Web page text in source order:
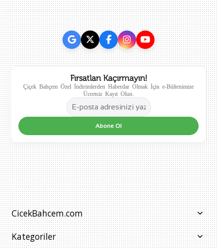
Fırsatları Kaçırmayın!
Çiçek Bahçem Özel İndirimlerden Haberdar Olmak İçin e-Bültenimize
Ücretsiz Kayıt Olun.
Abone Ol
CicekBahcem.com
Kategoriler